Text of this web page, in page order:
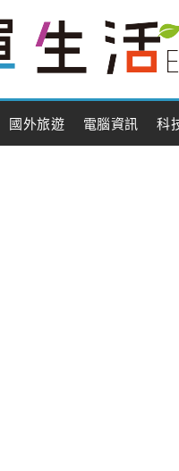
國外旅遊 電腦資訊 科